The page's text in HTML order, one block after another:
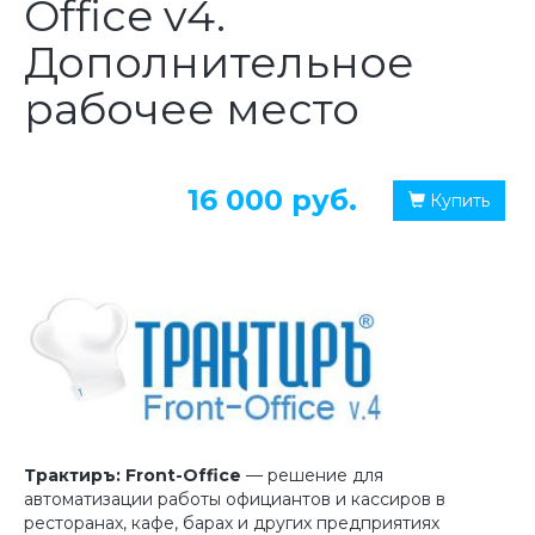
Office v4.
Дополнительное
рабочее место
16 000 руб. Купить
Трактиръ: Front-Office — решение для
автоматизации работы официантов и кассиров в
ресторанах, кафе, барах и других предприятиях